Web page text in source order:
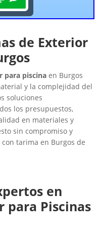
de Exterior
para piscina en Burgos
y la complejidad del
soluciones
los presupuestos,
en materiales y
sin compromiso y
tarima en Burgos de
en
para Piscinas